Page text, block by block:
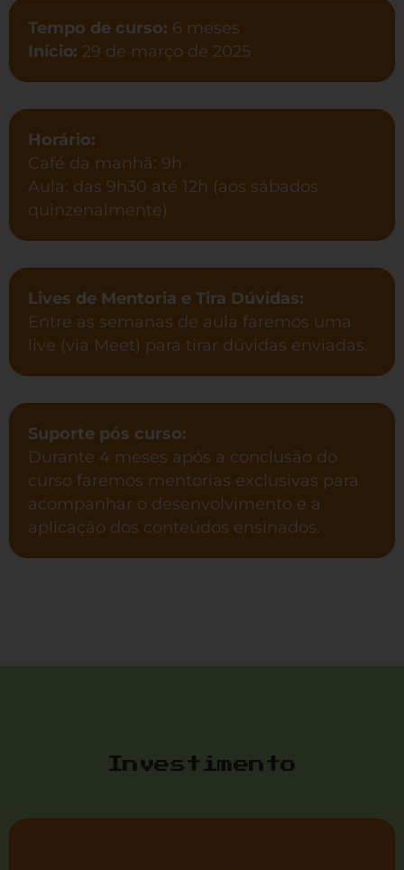
Tempo de curso: 6 meses
Início: 29 de março de 2025
Horário:
Café da manhã: 9h
Aula: das 9h30 até 12h (aos sábados
quinzenalmente)
Lives de Mentoria e Tira Dúvidas:
Entre as semanas de aula faremos uma
live (via Meet) para tirar dúvidas enviadas.
Suporte pós curso:
Durante 4 meses após a conclusão do
curso faremos mentorias exclusivas para
acompanhar o desenvolvimento e a
aplicação dos conteúdos ensinados.
Investimento